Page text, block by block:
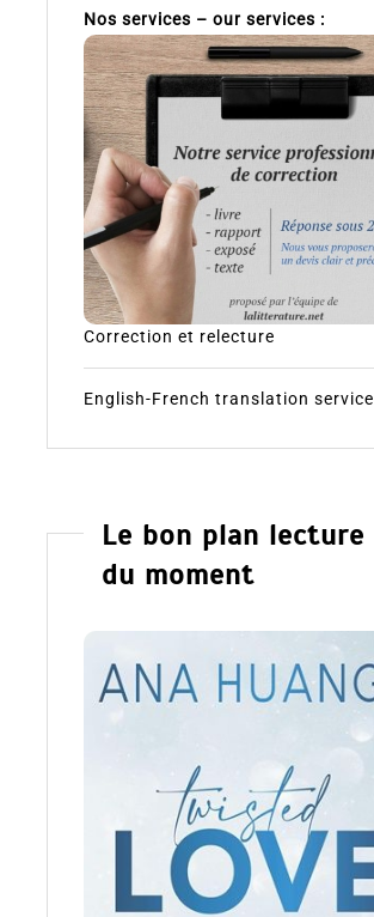
Nos services – our services :
Correction et relecture
English-French translation service
Le bon plan lecture
du moment